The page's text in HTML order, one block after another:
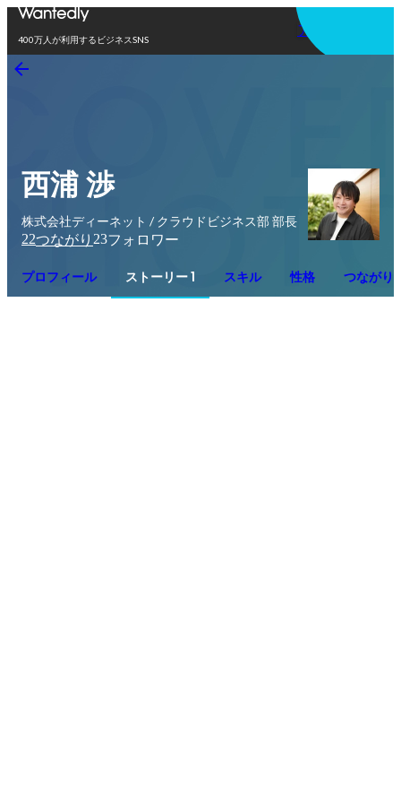
400万人が利用するビジネスSNS
アプリを使う
西浦 渉
株式会社ディーネット / クラウドビジネス部 部長
22つながり 23フォロワー
プロフィール ストーリー 1 スキル 性格 つながり